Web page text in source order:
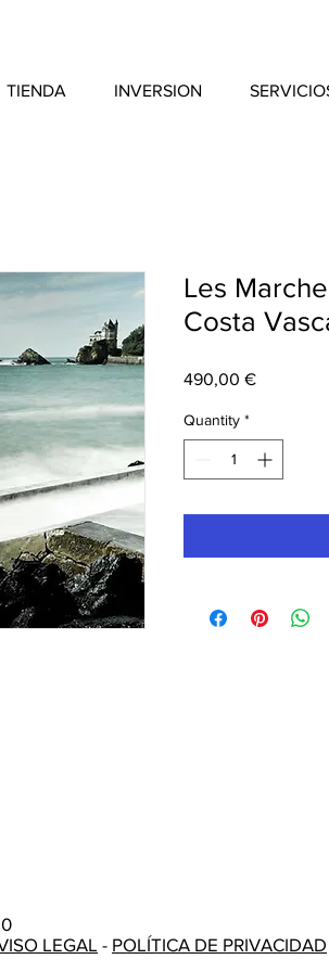
TIENDA INVERSION
Les
Costa
490,00 €Price
Quantity *
LEGAL - POLÍTICA DE PRIVACIDAD